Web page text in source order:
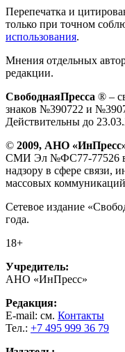
Перепечатка и
только при точном
использования.
Мнения отдельных
редакции.
СвободнаяПресса ® –
знаков №390722 и
Действительны до
© 2009, АНО
СМИ Эл №ФС77-77526
надзору в сфере связи,
массовых
Сетевое издание
года.
18+
Учредитель:
АНО «ИнПресс»
Редакция:
E-mail: см. Контакты
Тел.: +7 495 999 36 79